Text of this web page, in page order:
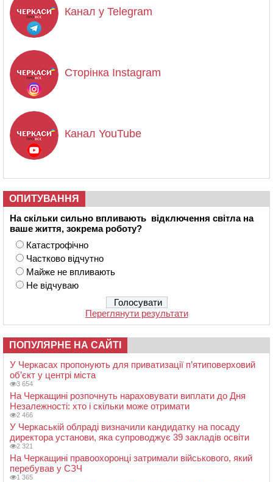
Канал у Telegram
Сторінка Instagram
Канал YouTube
ОПИТУВАННЯ
На скільки сильно впливають відключення світла на
ваше життя, зокрема роботу?
Катастрофічно
Частково відчутно
Майже не впливають
Не відчуваю
Переглянути результати
ПОПУЛЯРНЕ НА САЙТІ
У Черкасах пропонують для приватизації п’ятиповерховий
об’єкт у центрі міста
3 654
На Черкащині розпочнуть нараховувати виплати до Дня
Незалежності: хто і скільки може отримати
2 466
У Черкаській облраді визначили кандидатку на посаду
директора установи, яка супроводжує 39 закладів освіти
2 321
На Черкащині правоохоронці затримали військового, який
перебував у СЗЧ
1 365